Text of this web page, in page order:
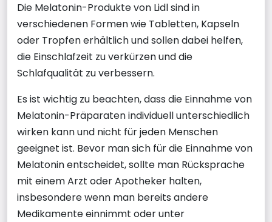
Die Melatonin-Produkte von Lidl sind in
verschiedenen Formen wie Tabletten, Kapseln
oder Tropfen erhältlich und sollen dabei helfen,
die Einschlafzeit zu verkürzen und die
Schlafqualität zu verbessern.
Es ist wichtig zu beachten, dass die Einnahme von
Melatonin-Präparaten individuell unterschiedlich
wirken kann und nicht für jeden Menschen
geeignet ist. Bevor man sich für die Einnahme von
Melatonin entscheidet, sollte man Rücksprache
mit einem Arzt oder Apotheker halten,
insbesondere wenn man bereits andere
Medikamente einnimmt oder unter